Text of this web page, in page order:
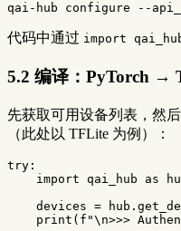
qai-hub configure --
代码中通过 import
5.2 编译：PyTorch →
先获取可用设备列表，然
（此处以 TFLite 为例）：
try :
import qai_hub as
devices = hub .
print ( f "\n>>>